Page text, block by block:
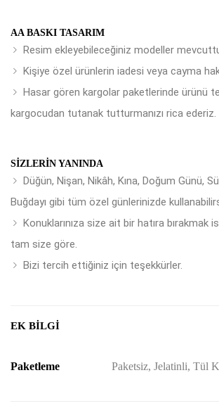
AA BASKI TASARIM
Resim ekleyebileceğiniz modeller
Kişiye özel ürünlerin iadesi veya cayma
Hasar gören kargolar paketlerinde ürünü
kargocudan tutanak tutturmanızı rica ederiz.
SIZLERIN YANINDA
Düğün, Nişan, Nikâh, Kına, Doğum Günü,
Buğdayı gibi tüm özel günlerinizde
Konuklarınıza size ait bir hatıra bırakmak
tam size göre.
Bizi tercih ettiğiniz için teşekkürler.
EK BILGI
Paketleme Paketsiz, Jelatinli, Tül